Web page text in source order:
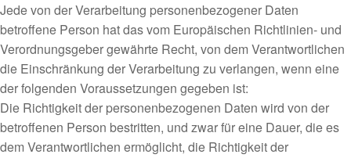
Jede von der Verarbeitung personenbezogener Daten
betroffene Person hat das vom Europäischen Richtlinien- und
Verordnungsgeber gewährte Recht, von dem Verantwortlichen
die Einschränkung der Verarbeitung zu verlangen, wenn eine
der folgenden Voraussetzungen gegeben ist:
Die Richtigkeit der personenbezogenen Daten wird von der
betroffenen Person bestritten, und zwar für eine Dauer, die es
dem Verantwortlichen ermöglicht, die Richtigkeit der